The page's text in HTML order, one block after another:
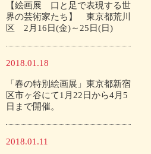
【絵画展 口と足で表現する世
界の芸術家たち】 東京都荒川
区 2月16日(金)～25日(日)
2018.01.18
「春の特別絵画展」東京都新宿
区市ヶ谷にて1月22日から4月5
日まで開催。
2018.01.11